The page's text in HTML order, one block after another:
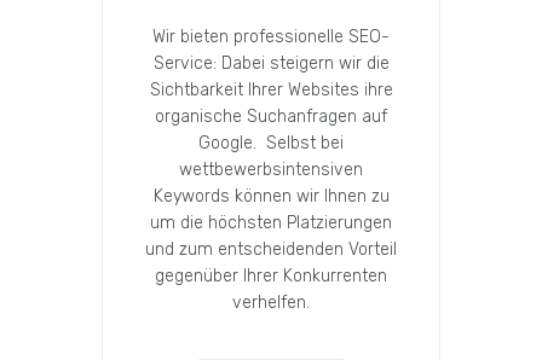
Wir bieten professionelle SEO-
Service: Dabei steigern wir die
Sichtbarkeit Ihrer Websites ihre
organische Suchanfragen auf
Google. Selbst bei
wettbewerbsintensiven
Keywords können wir Ihnen zu
um die höchsten Platzierungen
und zum entscheidenden Vorteil
gegenüber Ihrer Konkurrenten
verhelfen.